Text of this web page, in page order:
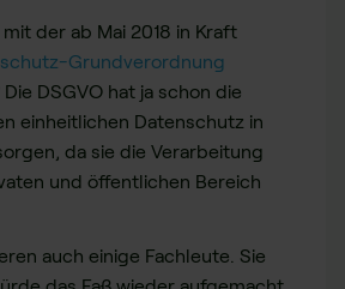
der ab Mai 2018 in Kraft
Grundverordnung
DSGVO hat ja schon die
einheitlichen Datenschutz in
da sie die Verarbeitung
und öffentlichen Bereich
auch einige Fachleute. Sie